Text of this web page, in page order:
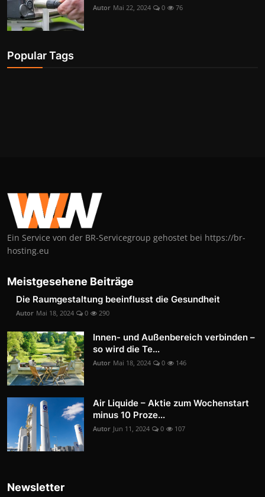
Autor Mai 22, 2024 0 76
Popular Tags
Ein Service von der BR-Servicegroup gehostet bei https://br-
hosting.eu
Meistgesehene Beiträge
Die Raumgestaltung beeinflusst die Gesundheit
Autor Mai 18, 2024 0 290
Innen- und Außenbereich verbinden –
so wird die Te...
Autor Mai 18, 2024 0 146
Air Liquide – Aktie zum Wochenstart
minus 10 Proze...
Autor Jun 11, 2024 0 107
Newsletter